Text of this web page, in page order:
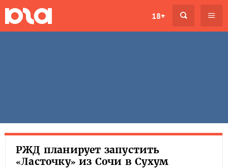
18+
РЖД планирует запустить
«Ласточку» из Сочи в Сухум